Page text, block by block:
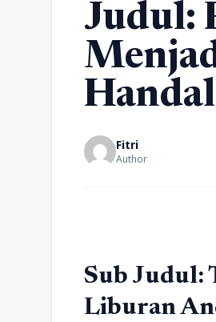
Judul:
Handal
Fitri
Author
Sub Judul:
Liburan